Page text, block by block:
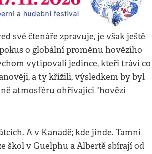
své čtenáře zpravuje, je však ještě
o globální proměnu hovězího
vytipovali jedince, kteří tráví co
a ty křížili, výsledkem by byl
atmosféru ohřívající “hovězí
A v Kanadě; kde jinde. Tamní
škol v Guelphu a Albertě sbírají od